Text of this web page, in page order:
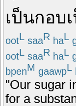
เป็นกอบ
ootL saaR haL
ootL saaR haL
bpenM gaawpL
"Our sugar
for a